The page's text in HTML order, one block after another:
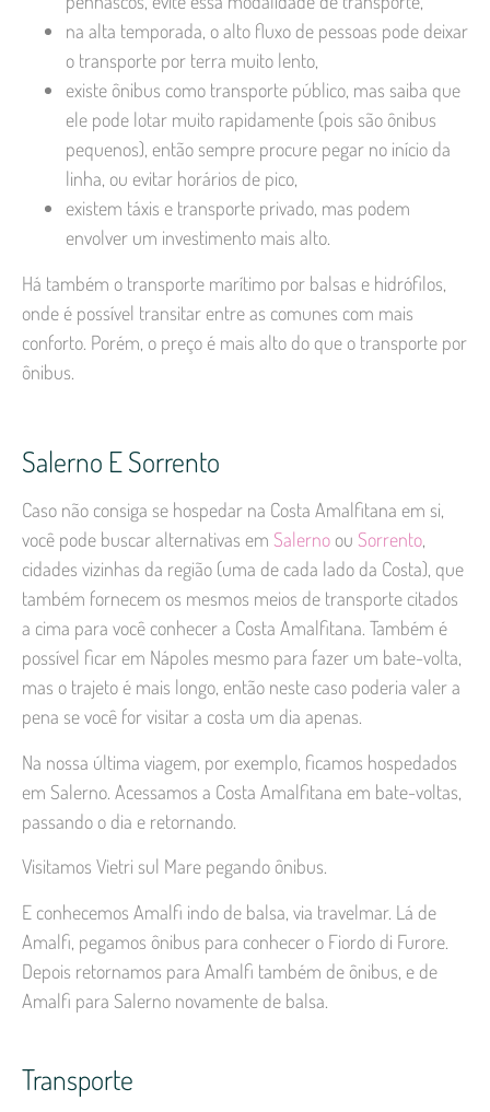
na alta temporada, o alto fluxo de pessoas pode deixar
o transporte por terra muito lento,
existe ônibus como transporte público, mas saiba que
ele pode lotar muito rapidamente (pois são ônibus
pequenos), então sempre procure pegar no início da
linha, ou evitar horários de pico,
existem táxis e transporte privado, mas podem
envolver um investimento mais alto.
Há também o transporte marítimo por balsas e hidrófilos,
onde é possível transitar entre as comunes com mais
conforto. Porém, o preço é mais alto do que o transporte por
ônibus.
Salerno E Sorrento
Caso não consiga se hospedar na Costa Amalfitana em si,
você pode buscar alternativas em Salerno ou Sorrento,
cidades vizinhas da região (uma de cada lado da Costa), que
também fornecem os mesmos meios de transporte citados
a cima para você conhecer a Costa Amalfitana. Também é
possível ficar em Nápoles mesmo para fazer um bate-volta,
mas o trajeto é mais longo, então neste caso poderia valer a
pena se você for visitar a costa um dia apenas.
Na nossa última viagem, por exemplo, ficamos hospedados
em Salerno. Acessamos a Costa Amalfitana em bate-voltas,
passando o dia e retornando.
Visitamos Vietri sul Mare pegando ônibus.
E conhecemos Amalfi indo de balsa, via travelmar. Lá de
Amalfi, pegamos ônibus para conhecer o Fiordo di Furore.
Depois retornamos para Amalfi também de ônibus, e de
Amalfi para Salerno novamente de balsa.
Transporte